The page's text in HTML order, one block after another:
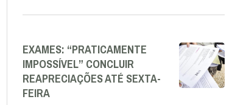
EXAMES: “PRATICAMENTE
IMPOSSÍVEL” CONCLUIR
REAPRECIAÇÕES ATÉ SEXTA-
FEIRA